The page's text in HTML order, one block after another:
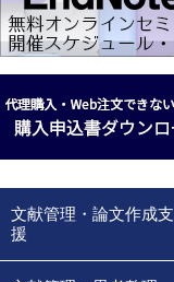
文献管理・論文作成支
援